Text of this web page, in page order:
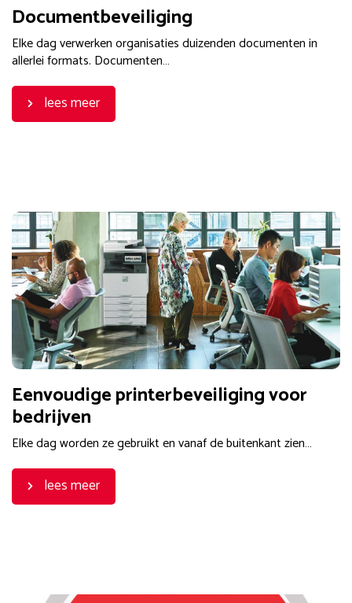
Documentbeveiliging
Elke dag verwerken organisaties duizenden documenten in
allerlei formats. Documenten…
lees meer
Eenvoudige printerbeveiliging voor
bedrijven
Elke dag worden ze gebruikt en vanaf de buitenkant zien…
lees meer